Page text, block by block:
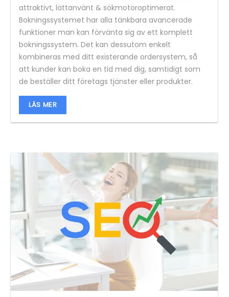
attraktivt, lättanvänt & sökmotoroptimerat.
Bokningssystemet har alla tänkbara avancerade
funktioner man kan förvänta sig av ett komplett
bokningssystem. Det kan dessutom enkelt
kombineras med ditt existerande ordersystem, så
att kunder kan boka en tid med dig, samtidigt som
de beställer ditt företags tjänster eller produkter.
LÄS MER